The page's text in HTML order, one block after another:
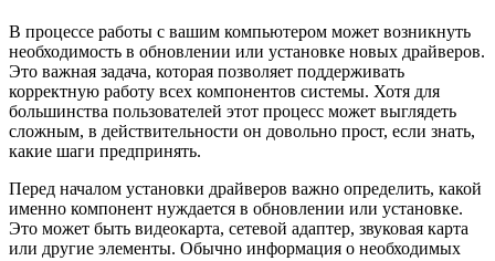
В процессе работы с вашим компьютером может возникнуть
необходимость в обновлении или установке новых драйверов.
Это важная задача, которая позволяет поддерживать
корректную работу всех компонентов системы. Хотя для
большинства пользователей этот процесс может выглядеть
сложным, в действительности он довольно прост, если знать,
какие шаги предпринять.
Перед началом установки драйверов важно определить, какой
именно компонент нуждается в обновлении или установке.
Это может быть видеокарта, сетевой адаптер, звуковая карта
или другие элементы. Обычно информация о необходимых